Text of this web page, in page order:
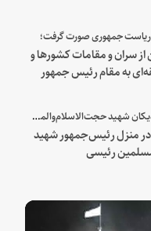
ریاست جمهوری صورت گرفت؛
90 تن از سران و مقامات کشورها و
به مقام رئیس جمهور
در جمع خانواده و نزدیکان شهید حجت‌الاسلام‌والمسلمین رئیسی:
در منزل رئیس‌جمهور شهید
رئیسی